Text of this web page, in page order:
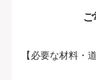
【必要な材料・